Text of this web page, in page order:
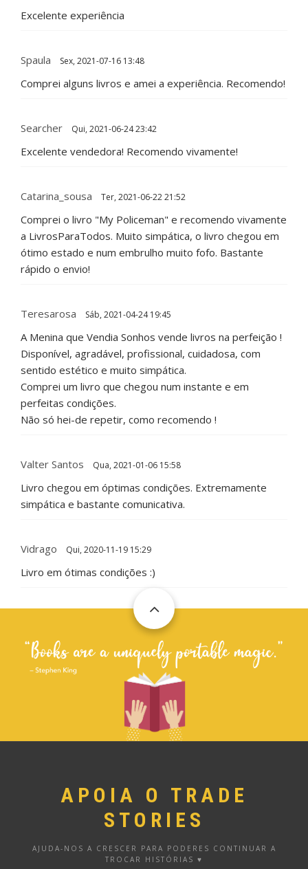
Excelente experiência
Spaula Sex, 2021-07-16 13:48
Comprei alguns livros e amei a experiência. Recomendo!
Searcher Qui, 2021-06-24 23:42
Excelente vendedora! Recomendo vivamente!
Catarina_sousa Ter, 2021-06-22 21:52
Comprei o livro "My Policeman" e recomendo vivamente
a LivrosParaTodos. Muito simpática, o livro chegou em
ótimo estado e num embrulho muito fofo. Bastante
rápido o envio!
Teresarosa Sáb, 2021-04-24 19:45
A Menina que Vendia Sonhos vende livros na perfeição !
Disponível, agradável, profissional, cuidadosa, com
sentido estético e muito simpática.
Comprei um livro que chegou num instante e em
perfeitas condições.
Não só hei-de repetir, como recomendo !
Valter Santos Qua, 2021-01-06 15:58
Livro chegou em óptimas condições. Extremamente
simpática e bastante comunicativa.
Vidrago Qui, 2020-11-19 15:29
Livro em ótimas condições :)
APOIA O TRADE
STORIES
AJUDA-NOS A CRESCER PARA PODERES CONTINUAR A
TROCAR HISTÓRIAS ♥